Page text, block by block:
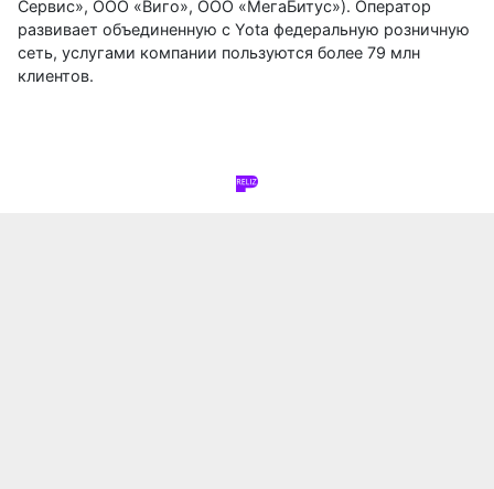
Сервис», ООО «Виго», ООО «МегаБитус»). Оператор
развивает объединенную с Yota федеральную розничную
сеть, услугами компании пользуются более 79 млн
клиентов.